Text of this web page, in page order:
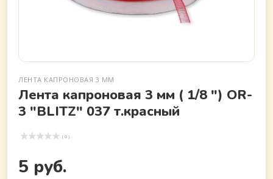
ЛЕНТА КАПРОНОВАЯ 3 ММ
Лента капроновая 3 мм ( 1/8 ") OR-
3 "BLITZ" 037 т.красный
( 0 )
5 руб.